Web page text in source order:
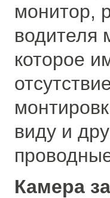
монитор,
водителя
которое
виду и
Камера